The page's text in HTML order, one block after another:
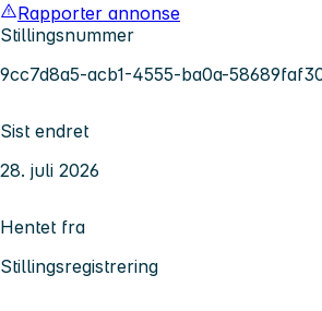
Rapporter annonse
Stillingsnummer
9cc7d8a5-acb1-4555-ba0a-
Sist endret
28. juli 2026
Hentet fra
Stillingsregistrering